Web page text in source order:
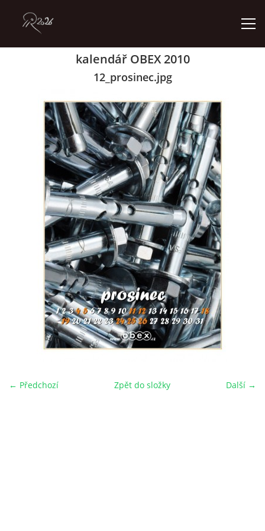
KONTAKT
© 2026 eStránky.cz
kalendář OBEX 2010
12_prosinec.jpg
← Předchozí Další →
Zpět do složky